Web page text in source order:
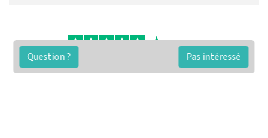
Question ? Pas intéressé